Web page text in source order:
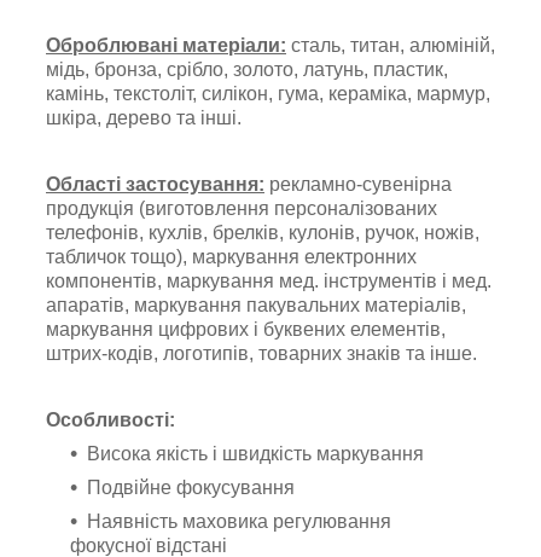
Оброблювані матеріали: сталь, титан, алюміній,
мідь, бронза, срібло, золото, латунь, пластик,
камінь, текстоліт, силікон, гума, кераміка, мармур,
шкіра, дерево та інші.
Області застосування: рекламно-сувенірна
продукція (виготовлення персоналізованих
телефонів, кухлів, брелків, кулонів, ручок, ножів,
табличок тощо), маркування електронних
компонентів, маркування мед. інструментів і мед.
апаратів, маркування пакувальних матеріалів,
маркування цифрових і буквених елементів,
штрих-кодів, логотипів, товарних знаків та інше.
Особливості:
Висока якість і швидкість маркування
Подвійне фокусування
Наявність маховика регулювання
фокусної відстані